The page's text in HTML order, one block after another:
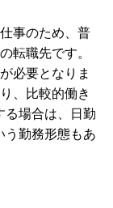
事のため、普
転職先です。
必要となりま
、比較的働き
る場合は、日勤
う勤務形態もあ